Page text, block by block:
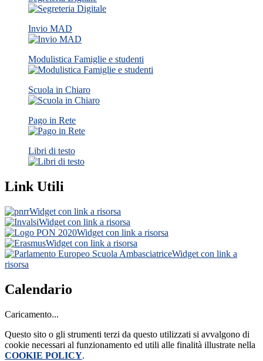
Invio MAD
Modulistica Famiglie e studenti
Scuola in Chiaro
Pago in Rete
Libri di testo
Link Utili
Widget con link a risorsa
Widget con link a risorsa
Widget con link a risorsa
Widget con link a risorsa
Widget con link a
risorsa
Calendario
Caricamento...
Questo sito o gli strumenti terzi da questo utilizzati si avvalgono di
cookie necessari al funzionamento ed utili alle finalità illustrate nella
COOKIE POLICY.